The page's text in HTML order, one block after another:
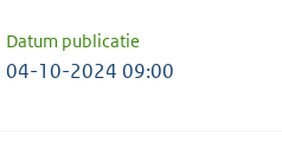
Datum publicatie
04-10-2024 09:00